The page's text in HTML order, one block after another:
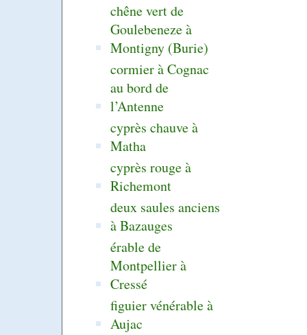
chêne vert de
Goulebeneze à
Montigny (Burie)
cormier à Cognac
au bord de
l’Antenne
cyprès chauve à
Matha
cyprès rouge à
Richemont
deux saules anciens
à Bazauges
érable de
Montpellier à
Cressé
figuier vénérable à
Aujac